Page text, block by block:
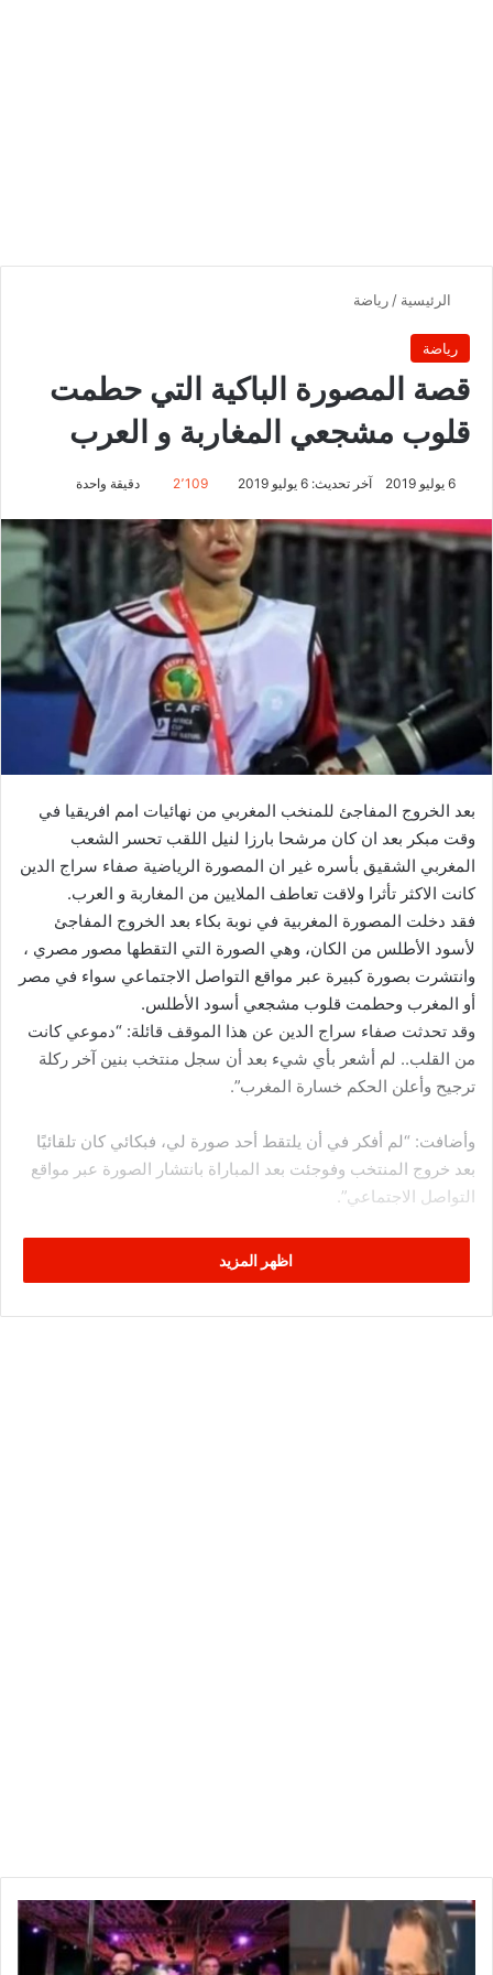
الرئيسية / رياضة
رياضة
قصة المصورة الباكية التي حطمت
قلوب مشجعي المغاربة و العرب
6 يوليو 2019 آخر تحديث: 6 يوليو 2019 2٬109 دقيقة واحدة
بعد الخروج المفاجئ للمنخب المغربي من نهائيات امم افريقيا في
وقت مبكر بعد ان كان مرشحا بارزا لنيل اللقب تحسر الشعب
المغربي الشقيق بأسره غير ان المصورة الرياضية صفاء سراج الدين
كانت الاكثر تأثرا ولاقت تعاطف الملايين من المغاربة و العرب.
فقد دخلت المصورة المغربية في نوبة بكاء بعد الخروج المفاجئ
لأسود الأطلس من الكان، وهي الصورة التي التقطها مصور مصري ،
وانتشرت بصورة كبيرة عبر مواقع التواصل الاجتماعي سواء في مصر
أو المغرب وحطمت قلوب مشجعي أسود الأطلس.
وقد تحدثت صفاء سراج الدين عن هذا الموقف قائلة: “دموعي كانت
من القلب.. لم أشعر بأي شيء بعد أن سجل منتخب بنين آخر ركلة
ترجيح وأعلن الحكم خسارة المغرب”.
وأضافت: “لم أفكر في أن يلتقط أحد صورة لي، فبكائي كان تلقائيًا
بعد خروج المنتخب وفوجئت بعد المباراة بانتشار الصورة عبر مواقع
التواصل الاجتماعي”.
صفاء أكدت أنها اختارت مجال التصوير الصحفي تكليلًا لهوايتها في
التقاط الصور، وهي حاليا أصغر مصورة صحفية رياضية بالمغرب، كما
اظهر المزيد
ا